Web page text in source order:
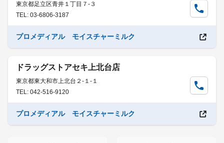
東京都足立区青井１丁目７-３
TEL: 03-6806-3187
プロメディアル モイスチャーミルク
ドラッグストアセキ上北台店
東京都東大和市上北台２-１-１
TEL: 042-516-9120
プロメディアル モイスチャーミルク